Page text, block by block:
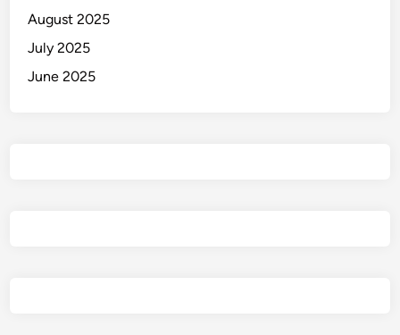
August 2025
July 2025
June 2025